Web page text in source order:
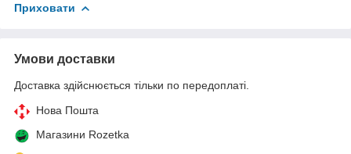
Приховати
Умови доставки
Доставка здійснюється тільки по передоплаті.
Нова Пошта
Магазини Rozetka